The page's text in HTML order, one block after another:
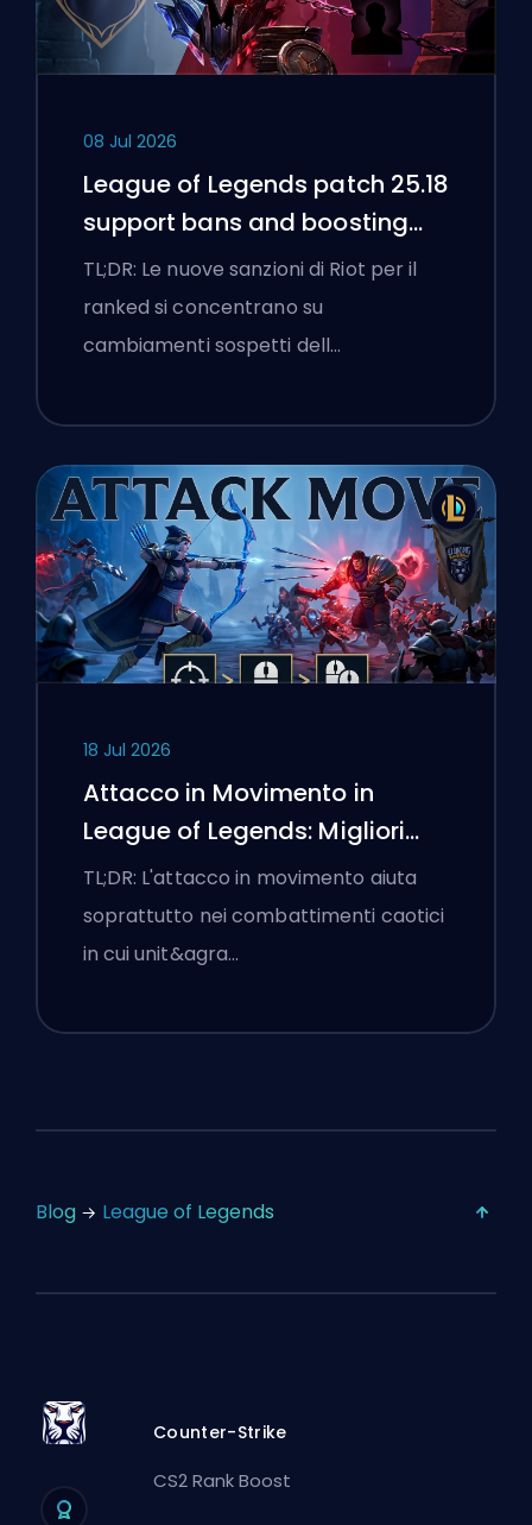
08 Jul 2026
League of Legends patch 25.18
support bans and boosting
flags
TL;DR: Le nuove sanzioni di Riot per il
ranked si concentrano su
cambiamenti sospetti dell…
18 Jul 2026
Attacco in Movimento in
League of Legends: Migliori
Impostazioni
TL;DR: L'attacco in movimento aiuta
soprattutto nei combattimenti caotici
in cui unit&agra…
Blog League of Legends
Counter-Strike
CS2 Rank Boost